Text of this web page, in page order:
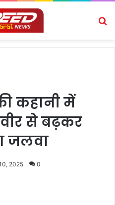
कहानी में
से बढ़कर
जलवा
2025 0